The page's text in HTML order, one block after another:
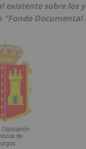
sobre los
"Fondo Documental